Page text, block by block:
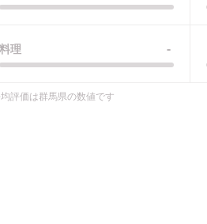
料理 -
評価は群馬県の数値です